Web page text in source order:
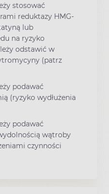
stosować
reduktazy HMG-
lub
na ryzyko
odstawić w
(patrz
podawać
(ryzyko wydłużenia
podawać
wątroby
czynności